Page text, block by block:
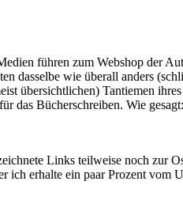
führen zum Webshop der
dasselbe wie überall anders
übersichtlichen) Tantiemen
das Bücherschreiben. Wie
Links teilweise noch zur
ich erhalte ein paar Prozent vom